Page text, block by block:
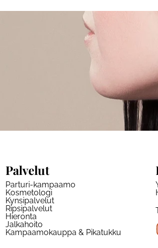
Palvelut
Parturi-kampaamo
Kosmetologi
Kynsipalvelut
Ripsipalvelut
Hieronta
Jalkahoito
Kampaamokauppa & Pikatukku